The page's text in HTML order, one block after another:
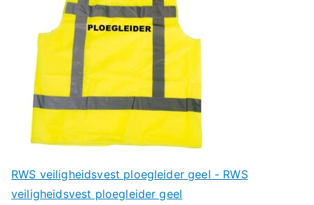
RWS veiligheidsvest ploegleider geel - RWS
veiligheidsvest ploegleider geel